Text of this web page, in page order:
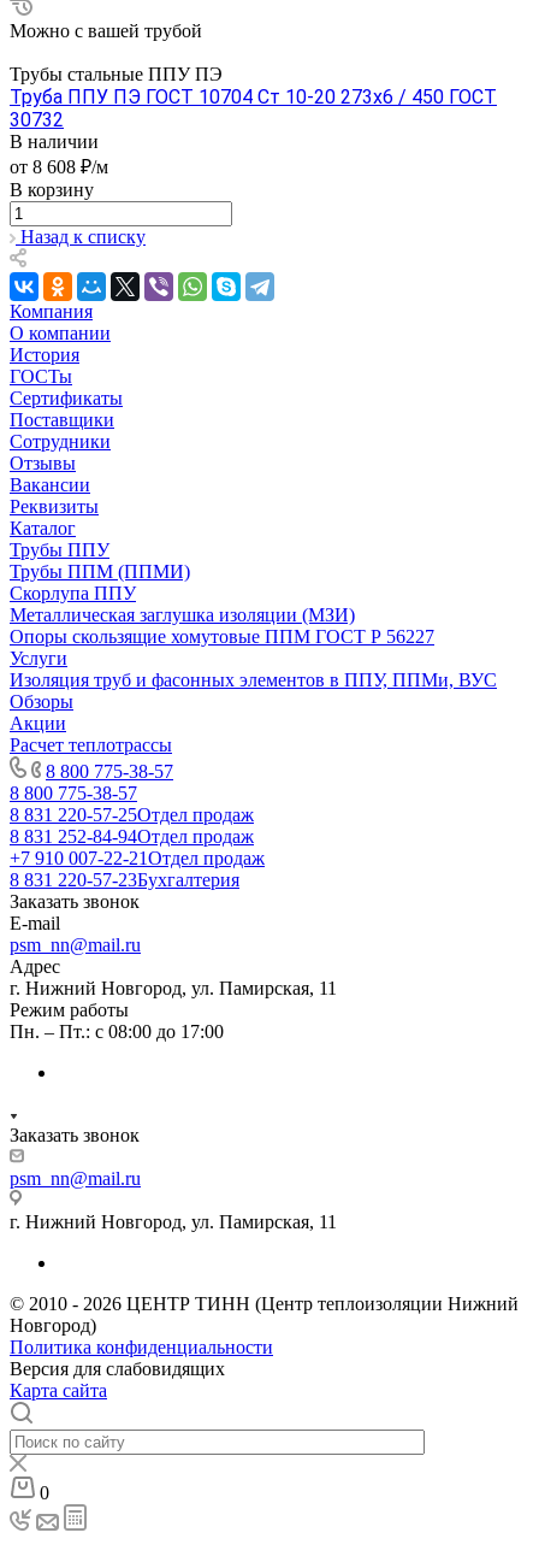
Можно с вашей трубой
Трубы стальные ППУ ПЭ
Труба ППУ ПЭ ГОСТ 10704 Ст 10-20 273x6 / 450 ГОСТ
30732
В наличии
от 8 608 ₽/м
В корзину
Назад к списку
Компания
О компании
История
ГОСТы
Сертификаты
Поставщики
Сотрудники
Отзывы
Вакансии
Реквизиты
Каталог
Трубы ППУ
Трубы ППМ (ППМИ)
Скорлупа ППУ
Металлическая заглушка изоляции (МЗИ)
Опоры скользящие хомутовые ППМ ГОСТ Р 56227
Услуги
Изоляция труб и фасонных элементов в ППУ, ППМи, ВУС
Обзоры
Акции
Расчет теплотрассы
8 800 775-38-57
8 800 775-38-57
8 831 220-57-25Отдел продаж
8 831 252-84-94Отдел продаж
+7 910 007-22-21Отдел продаж
8 831 220-57-23Бухгалтерия
Заказать звонок
E-mail
psm_nn@mail.ru
Адрес
г. Нижний Новгород, ул. Памирская, 11
Режим работы
Пн. – Пт.: с 08:00 до 17:00
Заказать звонок
psm_nn@mail.ru
г. Нижний Новгород, ул. Памирская, 11
© 2010 - 2026 ЦЕНТР ТИНН (Центр теплоизоляции Нижний
Новгород)
Политика конфиденциальности
Версия для слабовидящих
Карта сайта
0